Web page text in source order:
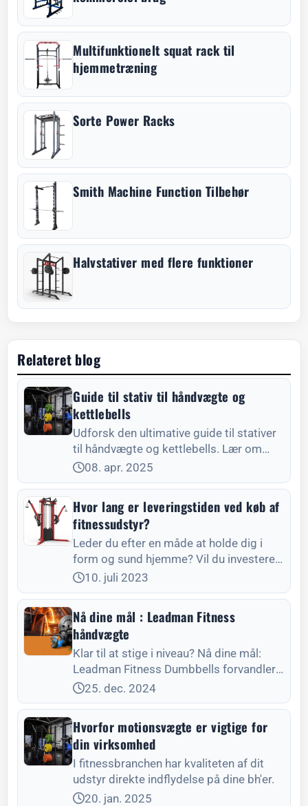
Multifunktionelt squat rack til
hjemmetræning
Sorte Power Racks
Smith Machine Function Tilbehør
Halvstativer med flere funktioner
Relateret blog
Guide til stativ til håndvægte og
kettlebells
Udforsk den ultimative guide til stativer
til håndvægte og kettlebells. Lær om
forskellige typer, fordele og få tips til at
vælge det rette stativ, så du optimerer
08. apr. 2025
Hvor lang er leveringstiden ved køb af
fitnessudstyr?
Leder du efter en måde at holde dig i
form og sund hjemme? Vil du investere i
træningsudstyr, der kan hjælpe dig med
at nå dine mål? Hvis ja, så skal du m.
10. juli 2023
Nå dine mål : Leadman Fitness
håndvægte
Klar til at stige i niveau? Nå dine mål:
Leadman Fitness Dumbbells forvandler
din fitness-rutine.
25. dec. 2024
Hvorfor motionsvægte er vigtige for
din virksomhed
I fitnessbranchen har kvaliteten af dit
udstyr direkte indflydelse på dine bh'er.
20. jan. 2025